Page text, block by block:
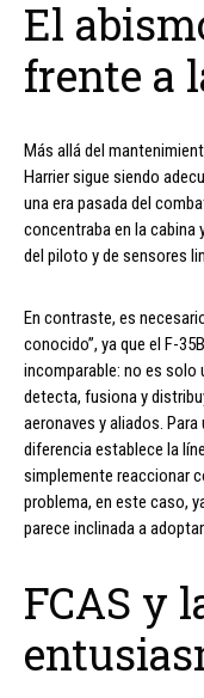
El
frente a
Más allá del
Harrier sigue siendo
una era pasada del
concentraba en la cabina
del piloto y de sensores
En contraste, es
conocido”, ya que el F-
incomparable: no es solo
detecta, fusiona y
aeronaves y aliados.
diferencia establece la
simplemente reaccionar
problema, en este caso,
parece inclinada a
FCAS y